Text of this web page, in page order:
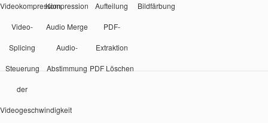
Videokompression
Video-
Splicing
Steuerung
der
Videogeschwindigkeit
Kompression
Audio Merge
Audio-
Abstimmung
Aufteilung
PDF-
Extraktion
PDF Löschen
Bildfärbung